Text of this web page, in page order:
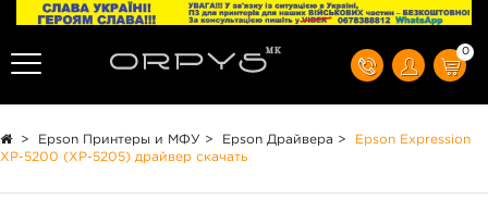
0
> Epson Принтеры и МФУ > Epson Драйвера >
Epson Expression
XP-5200 (XP-5205) драйвер скачать